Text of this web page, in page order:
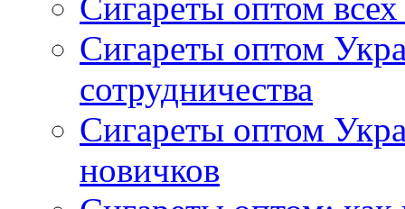
Сигареты оптом
сотрудничества
Сигареты оптом
новичков